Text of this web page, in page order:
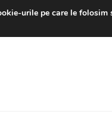
9 a.m. - 4 p.m.031
urile pe care le